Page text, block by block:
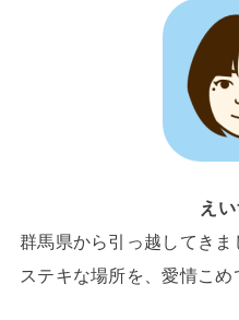
え
群馬県から引っ越してき
ステキな場所を、愛情こめ